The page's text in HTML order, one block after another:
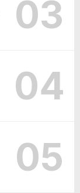
03
04
05